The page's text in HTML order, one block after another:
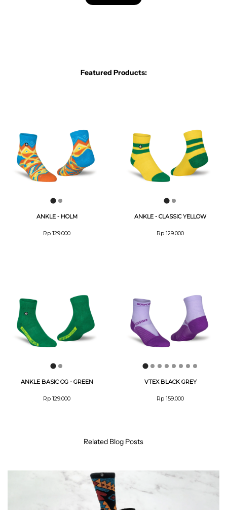
Featured Products:
ANKLE - HOLM
Rp 129.000
ANKLE - CLASSIC YELLOW
Rp 129.000
ANKLE BASIC OG - GREEN
Rp 129.000
VTEX BLACK GREY
Rp 159.000
Related Blog Posts